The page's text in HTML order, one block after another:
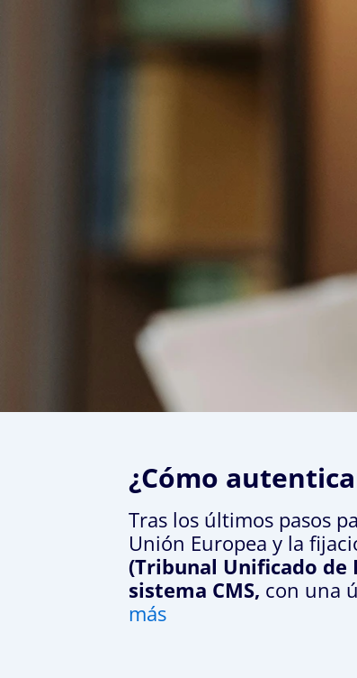
¿Cómo
Tras los últimos pasos
Unión Europea y la
(Tribunal Unificado de
sistema CMS, con una
más